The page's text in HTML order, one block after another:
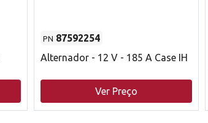
PN 87592254
Alternador - 12 V - 185 A Case IH
Ver Preço